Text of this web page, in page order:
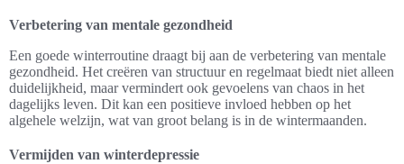
Verbetering van mentale gezondheid
Een goede winterroutine draagt bij aan de verbetering van mentale
gezondheid. Het creëren van structuur en regelmaat biedt niet alleen
duidelijkheid, maar vermindert ook gevoelens van chaos in het
dagelijks leven. Dit kan een positieve invloed hebben op het
algehele welzijn, wat van groot belang is in de wintermaanden.
Vermijden van winterdepressie